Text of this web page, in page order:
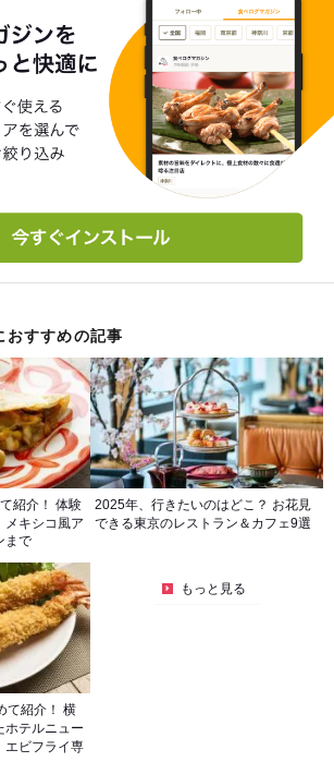
おすすめの記事
紹介！ 体験
メキシコ風ア
まで
2025年、行きたいのはどこ？ お花見
できる東京のレストラン＆カフェ9選
て紹介！ 横
ホテルニュー
エビフライ専
もっと見る